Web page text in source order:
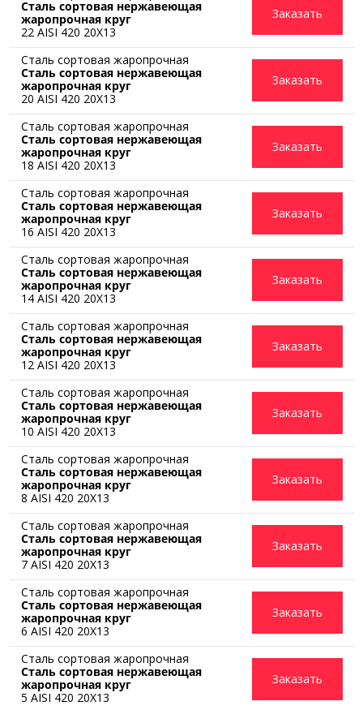
Сталь сортовая нержавеющая
жаропрочная круг
22 AISI 420 20Х13
Заказать
Сталь сортовая жаропрочная
Сталь сортовая нержавеющая
жаропрочная круг
20 AISI 420 20Х13
Заказать
Сталь сортовая жаропрочная
Сталь сортовая нержавеющая
жаропрочная круг
18 AISI 420 20Х13
Заказать
Сталь сортовая жаропрочная
Сталь сортовая нержавеющая
жаропрочная круг
16 AISI 420 20Х13
Заказать
Сталь сортовая жаропрочная
Сталь сортовая нержавеющая
жаропрочная круг
14 AISI 420 20Х13
Заказать
Сталь сортовая жаропрочная
Сталь сортовая нержавеющая
жаропрочная круг
12 AISI 420 20Х13
Заказать
Сталь сортовая жаропрочная
Сталь сортовая нержавеющая
жаропрочная круг
10 AISI 420 20Х13
Заказать
Сталь сортовая жаропрочная
Сталь сортовая нержавеющая
жаропрочная круг
8 AISI 420 20Х13
Заказать
Сталь сортовая жаропрочная
Сталь сортовая нержавеющая
жаропрочная круг
7 AISI 420 20Х13
Заказать
Сталь сортовая жаропрочная
Сталь сортовая нержавеющая
жаропрочная круг
6 AISI 420 20Х13
Заказать
Сталь сортовая жаропрочная
Сталь сортовая нержавеющая
жаропрочная круг
5 AISI 420 20Х13
Заказать